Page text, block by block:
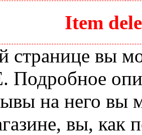
Item
странице вы
Подробное
на него вы
вы, как